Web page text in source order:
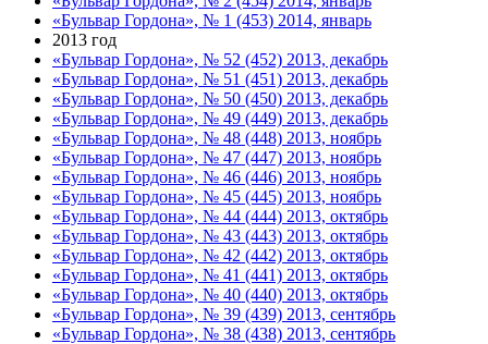
«Бульвар Гордона», № 1 (453) 2014, январь
2013 год
«Бульвар Гордона», № 52 (452) 2013, декабрь
«Бульвар Гордона», № 51 (451) 2013, декабрь
«Бульвар Гордона», № 50 (450) 2013, декабрь
«Бульвар Гордона», № 49 (449) 2013, декабрь
«Бульвар Гордона», № 48 (448) 2013, ноябрь
«Бульвар Гордона», № 47 (447) 2013, ноябрь
«Бульвар Гордона», № 46 (446) 2013, ноябрь
«Бульвар Гордона», № 45 (445) 2013, ноябрь
«Бульвар Гордона», № 44 (444) 2013, октябрь
«Бульвар Гордона», № 43 (443) 2013, октябрь
«Бульвар Гордона», № 42 (442) 2013, октябрь
«Бульвар Гордона», № 41 (441) 2013, октябрь
«Бульвар Гордона», № 40 (440) 2013, октябрь
«Бульвар Гордона», № 39 (439) 2013, сентябрь
«Бульвар Гордона», № 38 (438) 2013, сентябрь